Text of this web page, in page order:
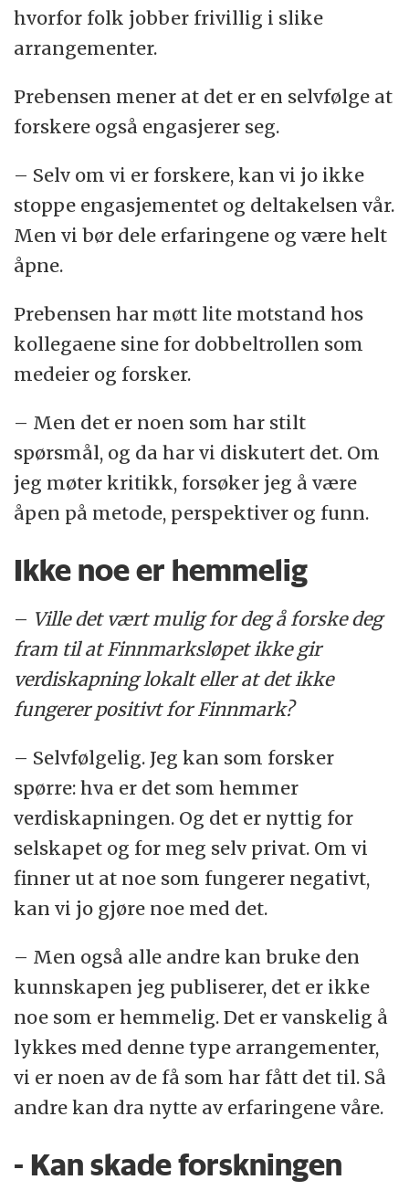
hvorfor folk jobber frivillig i slike
arrangementer.
Prebensen mener at det er en selvfølge at
forskere også engasjerer seg.
– Selv om vi er forskere, kan vi jo ikke
stoppe engasjementet og deltakelsen vår.
Men vi bør dele erfaringene og være helt
åpne.
Prebensen har møtt lite motstand hos
kollegaene sine for dobbeltrollen som
medeier og forsker.
– Men det er noen som har stilt
spørsmål, og da har vi diskutert det. Om
jeg møter kritikk, forsøker jeg å være
åpen på metode, perspektiver og funn.
Ikke noe er hemmelig
– Ville det vært mulig for deg å forske deg
fram til at Finnmarksløpet ikke gir
verdiskapning lokalt eller at det ikke
fungerer positivt for Finnmark?
– Selvfølgelig. Jeg kan som forsker
spørre: hva er det som hemmer
verdiskapningen. Og det er nyttig for
selskapet og for meg selv privat. Om vi
finner ut at noe som fungerer negativt,
kan vi jo gjøre noe med det.
– Men også alle andre kan bruke den
kunnskapen jeg publiserer, det er ikke
noe som er hemmelig. Det er vanskelig å
lykkes med denne type arrangementer,
vi er noen av de få som har fått det til. Så
andre kan dra nytte av erfaringene våre.
- Kan skade forskningen